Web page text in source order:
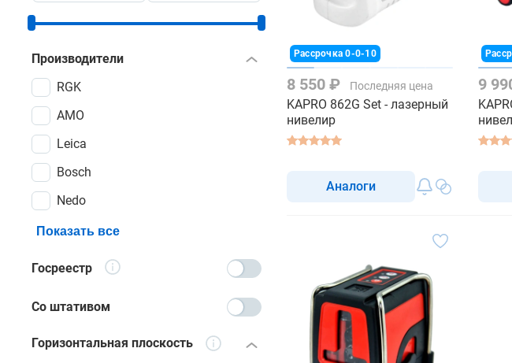
Производители
RGK
AMO
Leica
Bosch
Nedo
Показать все
Госреестр
Со штативом
Горизонтальная плоскость
Рассрочка 0-0-10
8 550 ₽ Последняя цена
KAPRO 862G Set - лазерный
нивелир
Аналоги
9